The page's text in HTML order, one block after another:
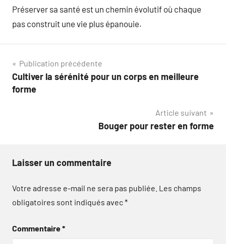
Préserver sa santé est un chemin évolutif où chaque
pas construit une vie plus épanouie.
Navigation
de
Publication précédente
Cultiver la sérénité pour un corps en meilleure
forme
Article suivant
Bouger pour rester en forme
Laisser un commentaire
Votre adresse e-mail ne sera pas publiée. Les champs
obligatoires sont indiqués avec*
Commentaire*